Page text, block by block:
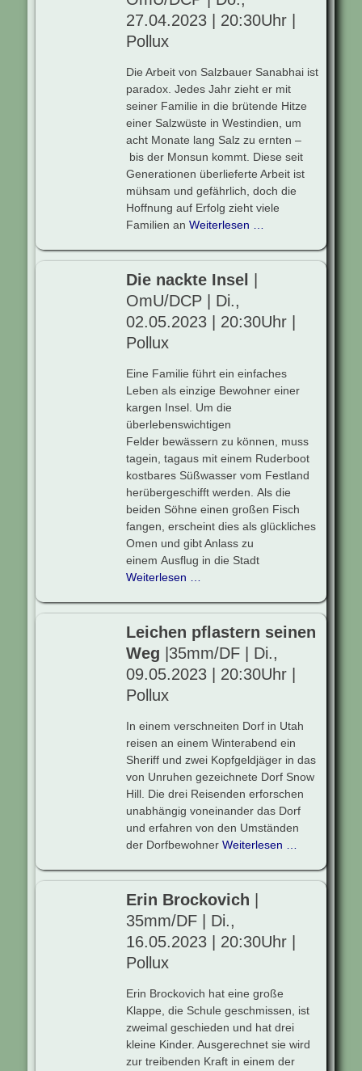
27.04.2023 | 20:30Uhr |
Pollux
Die Arbeit von Salzbauer Sanabhai ist
paradox. Jedes Jahr zieht er mit
seiner Familie in die brütende Hitze
einer Salzwüste in Westindien, um
acht Monate lang Salz zu ernten –
bis der Monsun kommt. Diese seit
Generationen überlieferte Arbeit ist
mühsam und gefährlich, doch die
Hoffnung auf Erfolg zieht viele
Familien an Weiterlesen …
Die nackte Insel
OmU/DCP | Di.,
02.05.2023 | 20:30Uhr |
Pollux
Eine Familie führt ein einfaches
Leben als einzige Bewohner einer
kargen Insel. Um die
überlebenswichtigen
Felder bewässern zu können, muss
tagein, tagaus mit einem Ruderboot
kostbares Süßwasser vom Festland
herübergeschifft werden. Als die
beiden Söhne einen großen Fisch
fangen, erscheint dies als glückliches
Omen und gibt Anlass zu
einem Ausflug in die Stadt
Weiterlesen …
Leichen pflastern seinen
Weg |35mm/DF | Di.,
09.05.2023 | 20:30Uhr |
Pollux
In einem verschneiten Dorf in Utah
reisen an einem Winterabend ein
Sheriff und zwei Kopfgeldjäger in das
von Unruhen gezeichnete Dorf Snow
Hill. Die drei Reisenden erforschen
unabhängig voneinander das Dorf
und erfahren von den Umständen
der Dorfbewohner Weiterlesen …
Erin Brockovich
35mm/DF | Di.,
16.05.2023 | 20:30Uhr |
Pollux
Erin Brockovich hat eine große
Klappe, die Schule geschmissen, ist
zweimal geschieden und hat drei
kleine Kinder. Ausgerechnet sie wird
zur treibenden Kraft in einem der